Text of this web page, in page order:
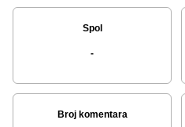
Spol
-
Broj komentara